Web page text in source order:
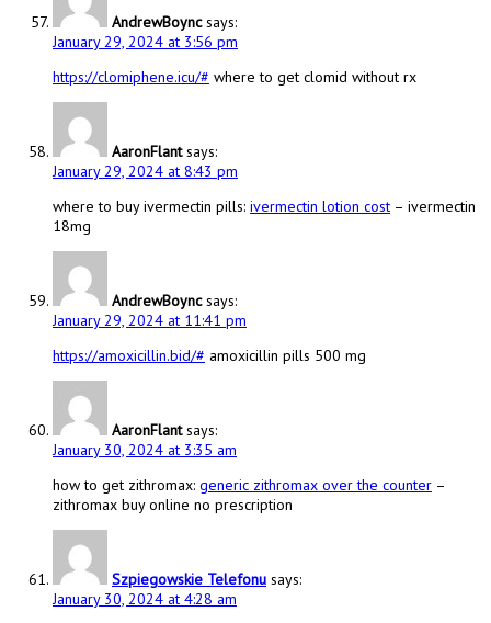
AndrewBoync says:
January 29, 2024 at 3:56 pm
https://clomiphene.icu/# where to get clomid without rx
AaronFlant says:
January 29, 2024 at 8:43 pm
where to buy ivermectin pills: ivermectin lotion cost – ivermectin
18mg
AndrewBoync says:
January 29, 2024 at 11:41 pm
https://amoxicillin.bid/# amoxicillin pills 500 mg
AaronFlant says:
January 30, 2024 at 3:35 am
how to get zithromax: generic zithromax over the counter –
zithromax buy online no prescription
Szpiegowskie Telefonu says:
January 30, 2024 at 4:28 am